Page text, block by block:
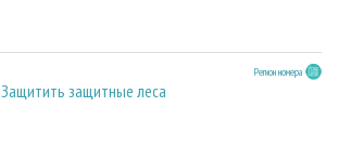
Регион номера
Защитить защитные леса